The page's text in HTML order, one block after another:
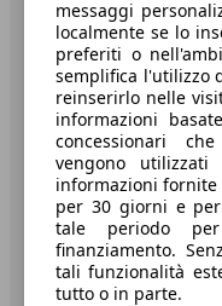
Società
A proposito di
Stampa
Media
Condizioni generali
Informazioni
messaggi
localmente se lo
preferiti o
semplifica l'utilizzo
reinserirlo nelle
informazioni
concessionari
vengono
informazioni
per 30 giorni e
tale periodo
finanziamento.
tali funzionalità
tutto o in parte.